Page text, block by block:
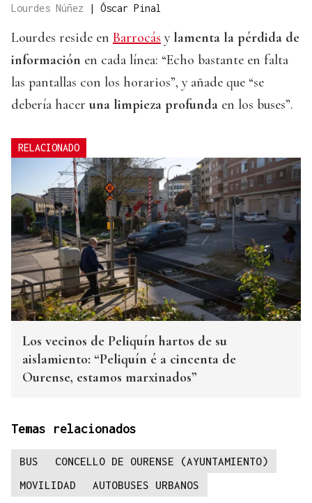
Lourdes Núñez | Óscar Pinal
Lourdes reside en Barrocás y lamenta la pérdida de
información en cada línea: “Echo bastante en falta
las pantallas con los horarios”, y añade que “se
debería hacer una limpieza profunda en los buses”.
RELACIONADO
Los vecinos de Peliquín hartos de su
aislamiento: “Peliquín é a cincenta de
Ourense, estamos marxinados”
Temas relacionados
BUS
CONCELLO DE OURENSE (AYUNTAMIENTO)
MOVILIDAD
AUTOBUSES URBANOS